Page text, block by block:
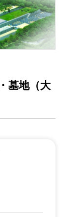
墓地（大